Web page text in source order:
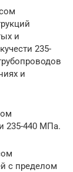
и
235-
и
235-440 МПа.
с пределом